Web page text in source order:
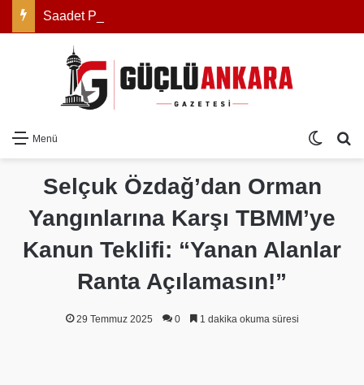
Menü Dış
Selçuk Özdağ’dan Orman
Yangınlarına Karşı TBMM’ye
Kanun Teklifi: “Yanan Alanlar
Ranta Açılamasın!”
29 Temmuz 2025 0 1 dakika okuma süresi